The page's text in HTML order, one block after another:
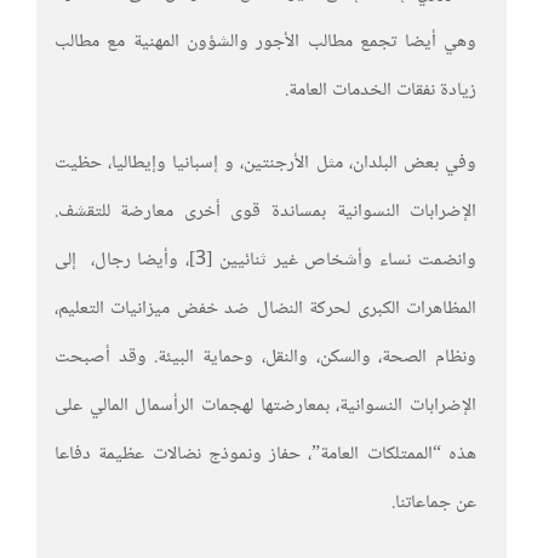
وهي أيضا تجمع مطالب الأجور والشؤون المهنية مع مطالب
زيادة نفقات الخدمات العامة.
وفي بعض البلدان، مثل الأرجنتين، و إسبانيا وإيطاليا، حظيت
الإضرابات النسوانية بمساندة قوى أخرى معارضة للتقشف.
وانضمت نساء وأشخاص غير ثنائيين [3]، وأيضا رجال، إلى
المظاهرات الكبرى لحركة النضال ضد خفض ميزانيات التعليم،
ونظام الصحة، والسكن، والنقل، وحماية البيئة. وقد أصبحت
الإضرابات النسوانية، بمعارضتها لهجمات الرأسمال المالي على
هذه “الممتلكات العامة”، حفاز ونموذج نضالات عظيمة دفاعا
عن جماعاتنا.